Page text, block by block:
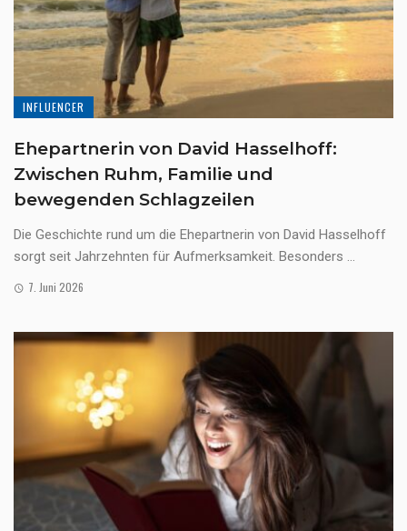
INFLUENCER
Ehepartnerin von David Hasselhoff:
Zwischen Ruhm, Familie und
bewegenden Schlagzeilen
Die Geschichte rund um die Ehepartnerin von David Hasselhoff
sorgt seit Jahrzehnten für Aufmerksamkeit. Besonders ...
7. Juni 2026